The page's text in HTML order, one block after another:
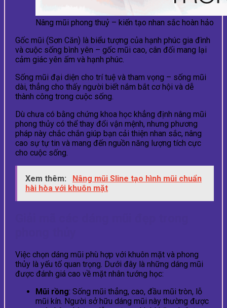
Nâng mũi phong thuỷ – kiến tạo nhan sắc hoàn hảo
Gốc mũi (Sơn Căn) là biểu tượng của hạnh phúc gia đình
và cuộc sống bình yên – gốc mũi cao, cân đối mang lại
cảm giác yên ấm và hạnh phúc.
Sống mũi đại diện cho trí tuệ và tham vọng – sống mũi
dài, thẳng cho thấy người biết nắm bắt cơ hội và dễ
thành công trong cuộc sống.
Dù chưa có bằng chứng khoa học khẳng định nâng mũi
phong thủy có thể thay đổi vận mệnh, nhưng phương
pháp này chắc chắn giúp bạn cải thiện nhan sắc, nâng
cao sự tự tin và mang đến nguồn năng lượng tích cực
cho cuộc sống.
Xem thêm:
Nâng mũi Sline tạo hình mũi chuẩn
hài hòa với khuôn mặt
Việc chọn dáng mũi phù hợp với khuôn mặt và phong
thủy là yếu tố quan trọng. Dưới đây là những dáng mũi
được đánh giá cao về mặt nhân tướng học:
Mũi rồng: Sống mũi thẳng, cao, đầu mũi tròn, lỗ
mũi kín. Người sở hữu dáng mũi này thường được